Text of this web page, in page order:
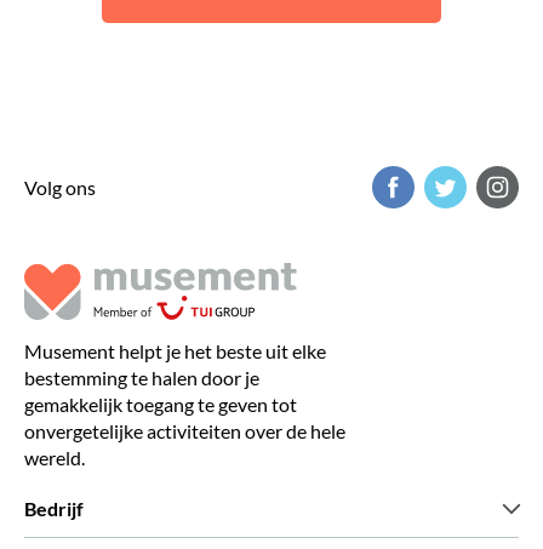
Volg ons
Musement helpt je het beste uit elke
bestemming te halen door je
gemakkelijk toegang te geven tot
onvergetelijke activiteiten over de hele
wereld.
Bedrijf